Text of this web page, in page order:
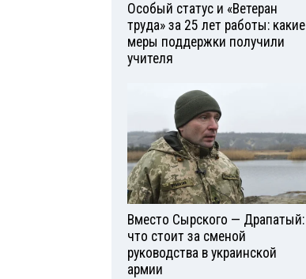
Особый статус и «Ветеран
труда» за 25 лет работы: какие
меры поддержки получили
учителя
Вместо Сырского — Драпатый:
что стоит за сменой
руководства в украинской
армии